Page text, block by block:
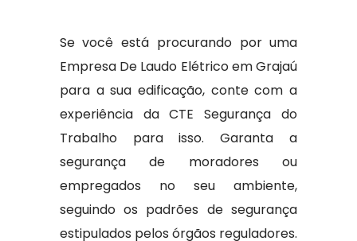
Se você está procurando por uma
Empresa De Laudo Elétrico em Grajaú
para a sua edificação, conte com a
experiência da CTE Segurança do
Trabalho para isso. Garanta a
segurança de moradores ou
empregados no seu ambiente,
seguindo os padrões de segurança
estipulados pelos órgãos reguladores.